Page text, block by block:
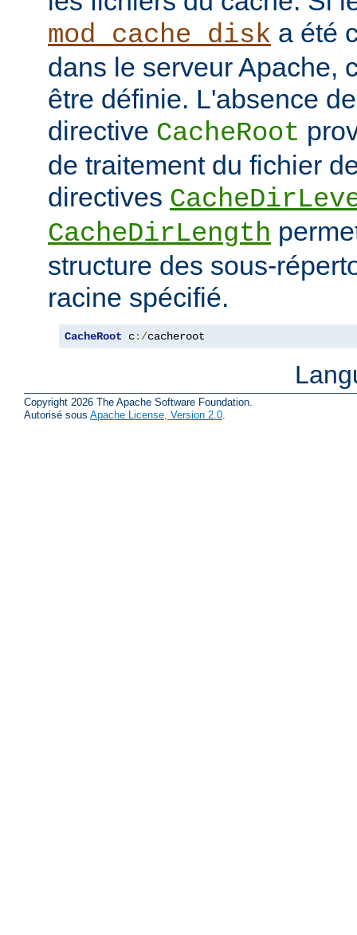
mod_cache_disk a été
dans le serveur Apache,
être définie. L'absence
directive CacheRoot
de traitement du fichier
directives
CacheDirLength
structure des sous-
racine spécifié.
CacheRoot c:/cacheroot
Copyright 2026 The Apache Software Foundation.
Autorisé sous Apache License, Version 2.0